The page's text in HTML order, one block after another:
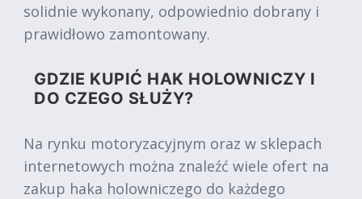
solidnie wykonany, odpowiednio dobrany i
prawidłowo zamontowany.
GDZIE KUPIĆ HAK HOLOWNICZY I
DO CZEGO SŁUŻY?
Na rynku motoryzacyjnym oraz w sklepach
internetowych można znaleźć wiele ofert na
zakup haka holowniczego do każdego